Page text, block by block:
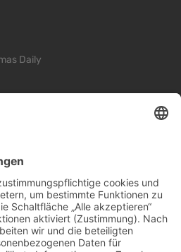
Widerrufsbelehrung Mainz